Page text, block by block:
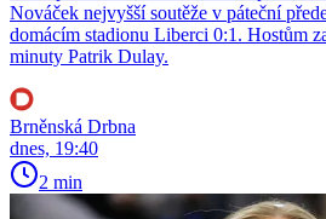
Nováček nejvyšší soutěže v páteční
domácím stadionu Liberci 0:1. Hostům
minuty Patrik Dulay.
Brněnská Drbna
dnes, 19:40
2 min